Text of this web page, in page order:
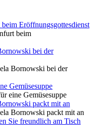
beim
Bornowski bei der
eine Gemüsesuppe
Bornowski packt mit an